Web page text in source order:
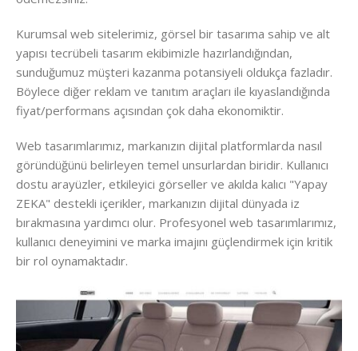
Kurumsal web sitelerimiz, görsel bir tasarıma sahip ve alt
yapısı tecrübeli tasarım ekibimizle hazırlandığından,
sunduğumuz müşteri kazanma potansiyeli oldukça fazladır.
Böylece diğer reklam ve tanıtım araçları ile kıyaslandığında
fiyat/performans açısından çok daha ekonomiktir.
Web tasarımlarımız, markanızın dijital platformlarda nasıl
göründüğünü belirleyen temel unsurlardan biridir. Kullanıcı
dostu arayüzler, etkileyici görseller ve akılda kalıcı "Yapay
ZEKA" destekli içerikler, markanızın dijital dünyada iz
bırakmasına yardımcı olur. Profesyonel web tasarımlarımız,
kullanıcı deneyimini ve marka imajını güçlendirmek için kritik
bir rol oynamaktadır.